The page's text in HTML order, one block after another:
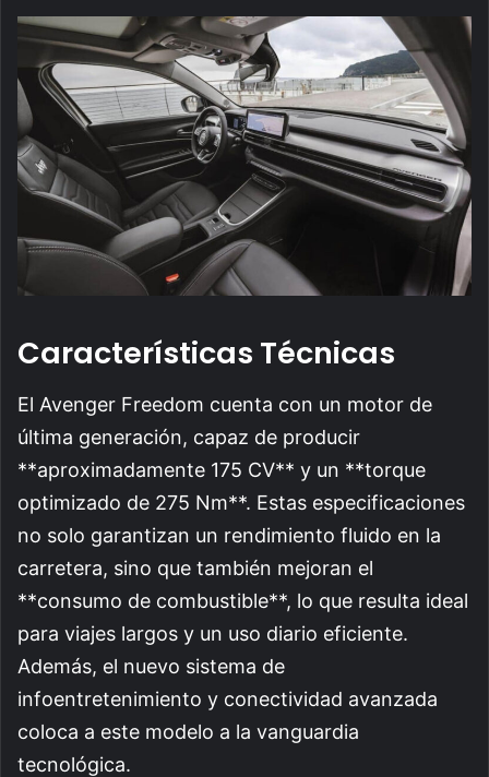
Características Técnicas
El Avenger Freedom cuenta con un motor de
última generación, capaz de producir
**aproximadamente 175 CV** y un **torque
optimizado de 275 Nm**. Estas especificaciones
no solo garantizan un rendimiento fluido en la
carretera, sino que también mejoran el
**consumo de combustible**, lo que resulta ideal
para viajes largos y un uso diario eficiente.
Además, el nuevo sistema de
infoentretenimiento y conectividad avanzada
coloca a este modelo a la vanguardia
tecnológica.